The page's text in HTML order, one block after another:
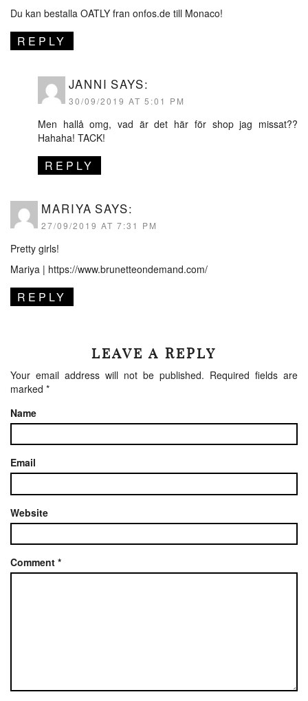
Du kan bestalla OATLY fran onfos.de till Monaco!
REPLY
JANNI SAYS:
30/09/2019 AT 5:01 PM
Men hallå omg, vad är det här för shop jag missat??
Hahaha! TACK!
REPLY
MARIYA SAYS:
27/09/2019 AT 7:31 PM
Pretty girls!
Mariya | https://www.brunetteondemand.com/
REPLY
LEAVE A REPLY
Your email address will not be published. Required fields are
marked *
Name
Email
Website
Comment *